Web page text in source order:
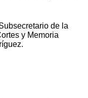
de la
y Memoria